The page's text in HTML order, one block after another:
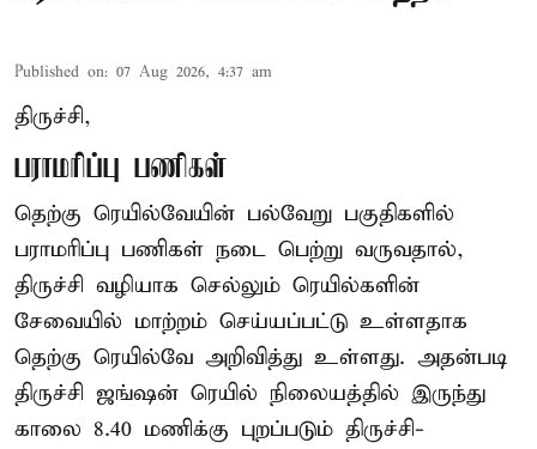
Published on: 07 Aug 2026, 4:37 am
திருச்சி,
பராமரிப்பு பணிகள்
தெற்கு ரெயில்வேயின் பல்வேறு பகுதிகளில்
பராமரிப்பு பணிகள் நடை பெற்று வருவதால்,
திருச்சி வழியாக செல்லும் ரெயில்களின்
சேவையில் மாற்றம் செய்யப்பட்டு உள்ளதாக
தெற்கு ரெயில்வே அறிவித்து உள்ளது. அதன்படி
திருச்சி ஜங்ஷன் ரெயில் நிலையத்தில் இருந்து
காலை 8.40 மணிக்கு புறப்படும் திருச்சி-